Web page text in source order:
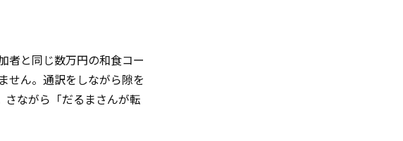
者と同じ数万円の和食コー
せん。通訳をしながら隙を
さながら「だるまさんが転